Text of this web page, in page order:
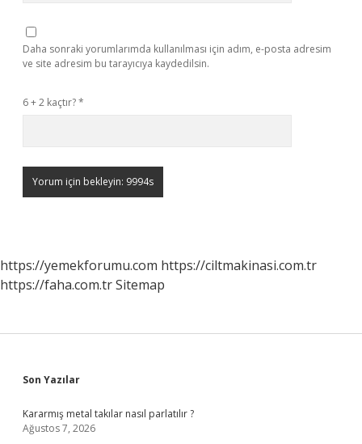
Daha sonraki yorumlarımda kullanılması için adım, e-posta adresim
ve site adresim bu tarayıcıya kaydedilsin.
6 + 2 kaçtır?*
https://yemekforumu.com https://ciltmakinasi.com.tr
https://faha.com.trSitemap
Sidebar
Son Yazılar
Kararmış metal takılar nasıl parlatılır ?
Ağustos 7, 2026